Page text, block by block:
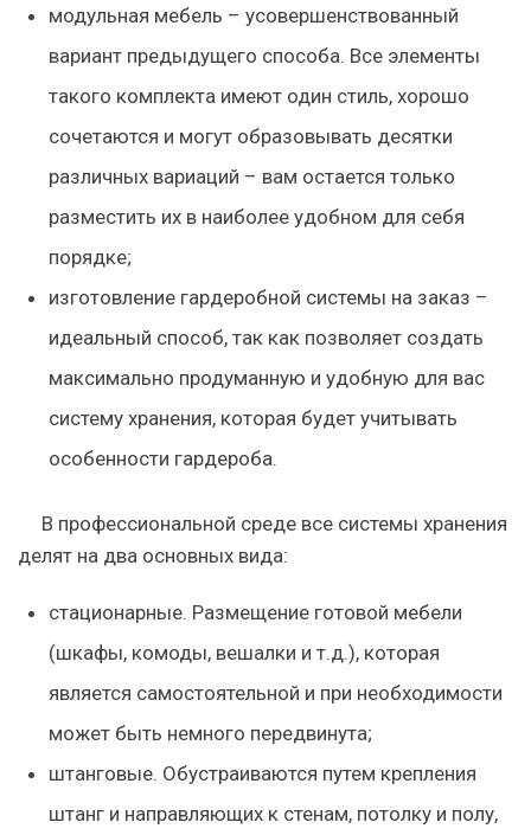
модульная мебель – усовершенствованный
вариант предыдущего способа. Все элементы
такого комплекта имеют один стиль, хорошо
сочетаются и могут образовывать десятки
различных вариаций – вам остается только
разместить их в наиболее удобном для себя
порядке;
изготовление гардеробной системы на заказ –
идеальный способ, так как позволяет создать
максимально продуманную и удобную для вас
систему хранения, которая будет учитывать
особенности гардероба.
В профессиональной среде все системы хранения
делят на два основных вида:
стационарные. Размещение готовой мебели
(шкафы, комоды, вешалки и т.д.), которая
является самостоятельной и при необходимости
может быть немного передвинута;
штанговые. Обустраиваются путем крепления
штанг и направляющих к стенам, потолку и полу,